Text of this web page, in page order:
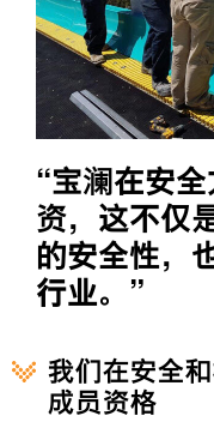
“宝澜在安
资，这不仅
的安全性，
行业。”
我们在安全
成员资格